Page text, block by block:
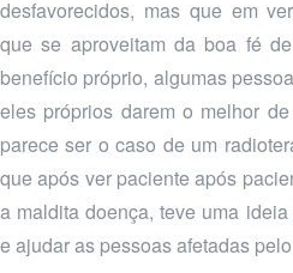
desfavorecidos, mas que em
que se aproveitam da boa fé
benefício próprio, algumas
eles próprios darem o melhor
parece ser o caso de um
que após ver paciente após
a maldita doença, teve uma
e ajudar as pessoas afetadas